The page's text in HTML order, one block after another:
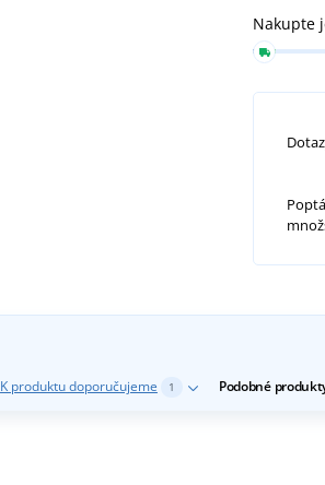
Nakupte
K produktu doporučujeme 1 Podobné